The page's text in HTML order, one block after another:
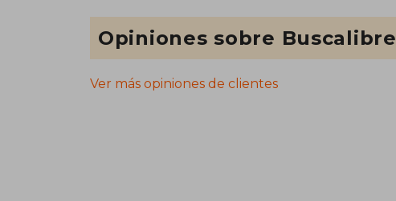
Opiniones sobre Buscalibre
Ver más opiniones de clientes